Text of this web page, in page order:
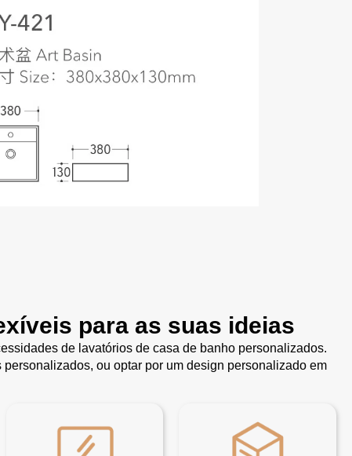
para as suas ideias
de lavatórios de casa de banho personalizados.
ou optar por um design personalizado em